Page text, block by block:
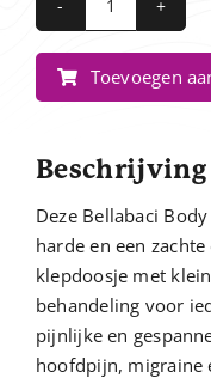
Bellabaci
-
Body
Cups
Toevoegen
Beschrijving
Deze Bellabaci
harde en een
klepdoosje met
behandeling voor
pijnlijke en
hoofdpijn, migraine